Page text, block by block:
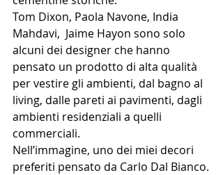
Tom Dixon, Paola Navone, India
Mahdavi,  Jaime Hayon sono solo
alcuni dei designer che hanno
pensato un prodotto di alta qualità
per vestire gli ambienti, dal bagno al
living, dalle pareti ai pavimenti, dagli
ambienti residenziali a quelli
commerciali.
Nell’immagine, uno dei miei decori
preferiti pensato da Carlo Dal Bianco.